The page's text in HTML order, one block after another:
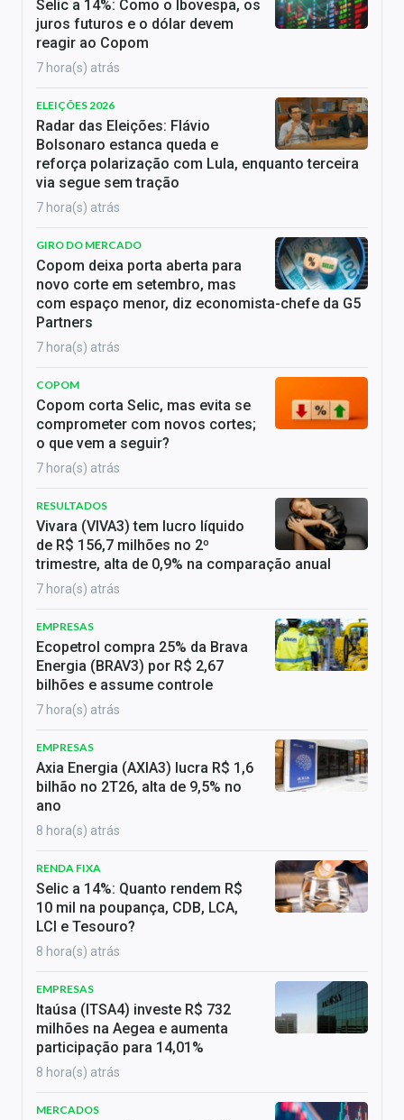
Selic a 14%: Como o Ibovespa, os
juros futuros e o dólar devem
reagir ao Copom
7 hora(s) atrás
ELEIÇÕES 2026
Radar das Eleições: Flávio
Bolsonaro estanca queda e
reforça polarização com Lula, enquanto terceira
via segue sem tração
7 hora(s) atrás
GIRO DO MERCADO
Copom deixa porta aberta para
novo corte em setembro, mas
com espaço menor, diz economista-chefe da G5
Partners
7 hora(s) atrás
COPOM
Copom corta Selic, mas evita se
comprometer com novos cortes;
o que vem a seguir?
7 hora(s) atrás
RESULTADOS
Vivara (VIVA3) tem lucro líquido
de R$ 156,7 milhões no 2º
trimestre, alta de 0,9% na comparação anual
7 hora(s) atrás
EMPRESAS
Ecopetrol compra 25% da Brava
Energia (BRAV3) por R$ 2,67
bilhões e assume controle
7 hora(s) atrás
EMPRESAS
Axia Energia (AXIA3) lucra R$ 1,6
bilhão no 2T26, alta de 9,5% no
ano
8 hora(s) atrás
RENDA FIXA
Selic a 14%: Quanto rendem R$
10 mil na poupança, CDB, LCA,
LCI e Tesouro?
8 hora(s) atrás
EMPRESAS
Itaúsa (ITSA4) investe R$ 732
milhões na Aegea e aumenta
participação para 14,01%
8 hora(s) atrás
MERCADOS